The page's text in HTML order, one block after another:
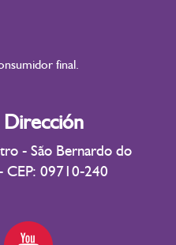
final.
Dirección
- São Bernardo do
CEP: 09710-240